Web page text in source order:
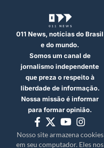
011 News, notícias do Brasil
e do mundo.
Somos um canal de
jornalismo independente
que preza o respeito à
liberdade de informação.
Nossa missão é informar
para formar opinião.
Nosso site armazena cookies
em seu computador. Eles nos